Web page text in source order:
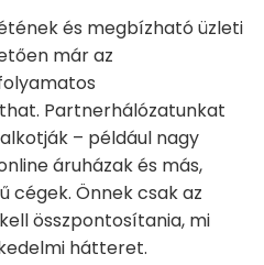
és megbízható üzleti
már az
Partnerhálózatunkat
– például nagy
áruházak és más,
cégek. Önnek csak az
összpontosítania, mi
hátteret.